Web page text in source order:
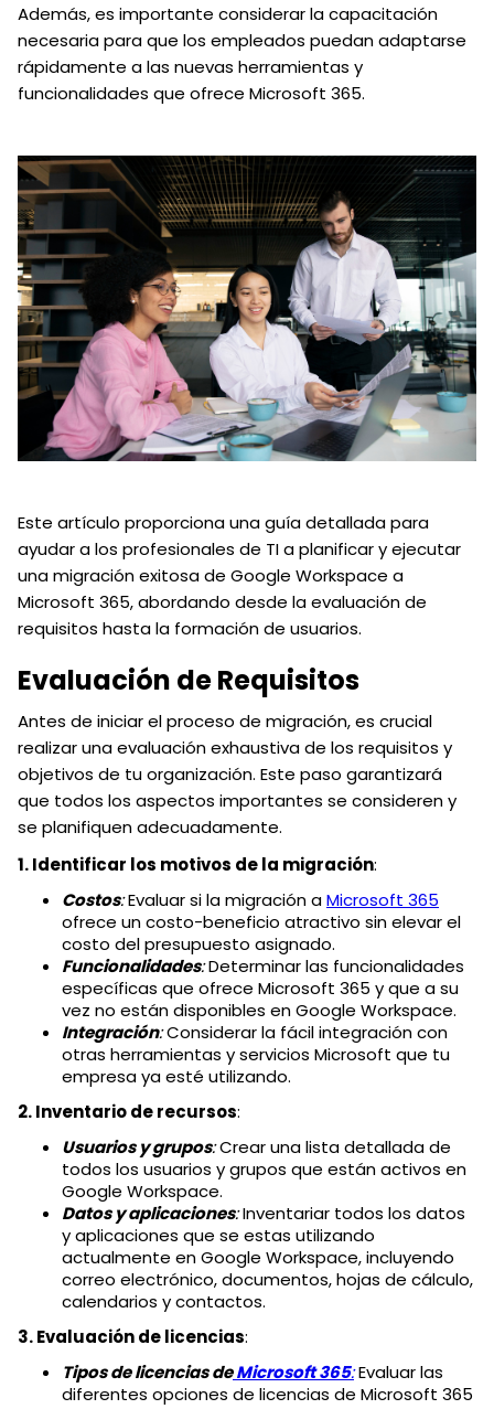
Además, es importante considerar la capacitación
necesaria para que los empleados puedan adaptarse
rápidamente a las nuevas herramientas y
funcionalidades que ofrece Microsoft 365.
Este artículo proporciona una guía detallada para
ayudar a los profesionales de TI a planificar y ejecutar
una migración exitosa de Google Workspace a
Microsoft 365, abordando desde la evaluación de
requisitos hasta la formación de usuarios.
Evaluación de Requisitos
Antes de iniciar el proceso de migración, es crucial
realizar una evaluación exhaustiva de los requisitos y
objetivos de tu organización. Este paso garantizará
que todos los aspectos importantes se consideren y
se planifiquen adecuadamente.
1. Identificar los motivos de la migración:
Costos:Evaluar si la migración aMicrosoft 365
ofrece un costo-beneficio atractivo sin elevar el
costo del presupuesto asignado.
Funcionalidades:Determinar las funcionalidades
específicas que ofrece Microsoft 365 y que a su
vez no están disponibles en Google Workspace.
Integración:Considerar la fácil integración con
otras herramientas y servicios Microsoft que tu
empresa ya esté utilizando.
2. Inventario de recursos:
Usuarios y grupos:Crear una lista detallada de
todos los usuarios y grupos que están activos en
Google Workspace.
Datos y aplicaciones:Inventariar todos los datos
y aplicaciones que se estas utilizando
actualmente en Google Workspace, incluyendo
correo electrónico, documentos, hojas de cálculo,
calendarios y contactos.
3. Evaluación de licencias:
Tipos de licencias deMicrosoft 365:Evaluar las
diferentes opciones de licencias de Microsoft 365